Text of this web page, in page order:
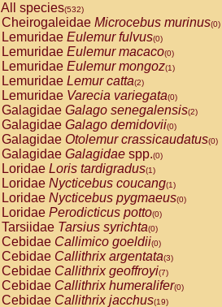
All species(532)
Cheirogaleidae Microcebus murinus(0)
Lemuridae Eulemur fulvus(0)
Lemuridae Eulemur macaco(0)
Lemuridae Eulemur mongoz(1)
Lemuridae Lemur catta(2)
Lemuridae Varecia variegata(0)
Galagidae Galago senegalensis(2)
Galagidae Galago demidovii(0)
Galagidae Otolemur crassicaudatus(0)
Galagidae Galagidae spp.(0)
Loridae Loris tardigradus(1)
Loridae Nycticebus coucang(1)
Loridae Nycticebus pygmaeus(0)
Loridae Perodicticus potto(0)
Tarsiidae Tarsius syrichta(0)
Cebidae Callimico goeldii(0)
Cebidae Callithrix argentata(3)
Cebidae Callithrix geoffroyi(7)
Cebidae Callithrix humeralifer(0)
Cebidae Callithrix jacchus(19)